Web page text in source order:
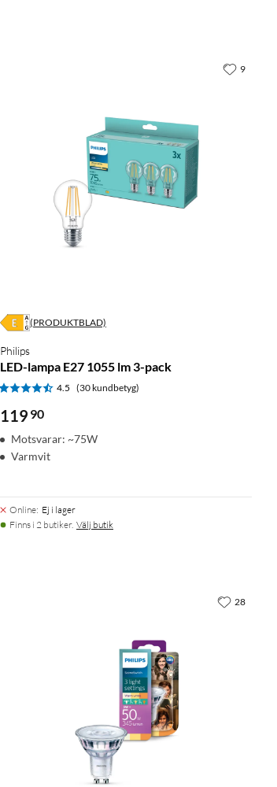
(PRODUKTBLAD)
Philips
LED-lampa E27 1055 lm 3-pack
4.5 (30 kundbetyg)
119 90
Motsvarar: ~75W
Varmvit
Online: Ej i lager
Finns i 2 butiker. Välj butik
9
28